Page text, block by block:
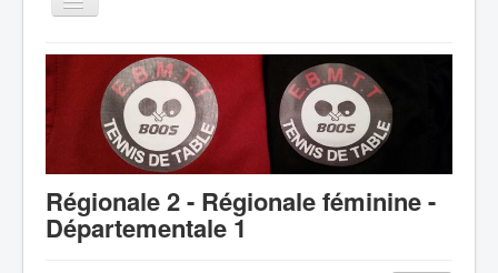
la
Accueil
Association
Compétitions
GEPNETT
Partenaires
Technique et règlement
Régionale 2 - Régionale féminine -
Départementale 1